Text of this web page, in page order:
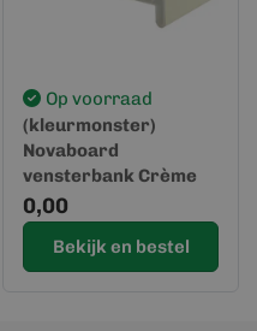
Op voorraad
(kleurmonster)
Novaboard
vensterbank Crème
0,00
Bekijk en bestel